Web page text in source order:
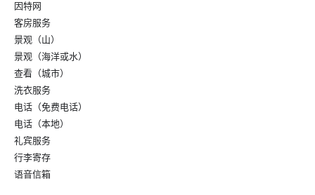
因特网
客房服务
景观（山）
景观（海洋或水）
查看（城市）
洗衣服务
电话（免费电话）
电话（本地）
礼宾服务
行李寄存
语音信箱